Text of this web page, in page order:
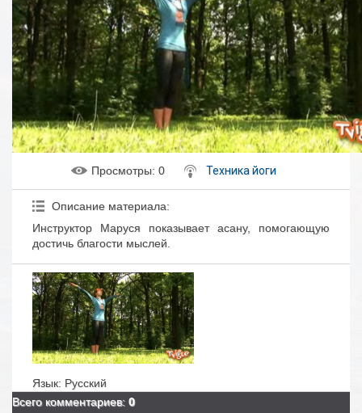
Просмотры: 0 Техника йоги
Описание материала:
Инструктор Маруся показывает асану, помогающую
достичь благости мыслей.
Язык: Русский
Всего комментариев: 0